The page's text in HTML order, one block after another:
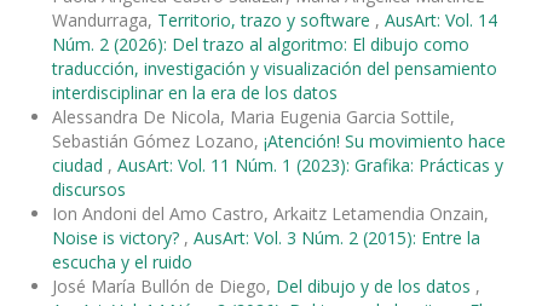
Wandurraga, Territorio, trazo y software , AusArt: Vol. 14
Núm. 2 (2026): Del trazo al algoritmo: El dibujo como
traducción, investigación y visualización del pensamiento
interdisciplinar en la era de los datos
Alessandra De Nicola, Maria Eugenia Garcia Sottile,
Sebastián Gómez Lozano, ¡Atención! Su movimiento hace
ciudad , AusArt: Vol. 11 Núm. 1 (2023): Grafika: Prácticas y
discursos
Ion Andoni del Amo Castro, Arkaitz Letamendia Onzain,
Noise is victory? , AusArt: Vol. 3 Núm. 2 (2015): Entre la
escucha y el ruido
José María Bullón de Diego, Del dibujo y de los datos ,